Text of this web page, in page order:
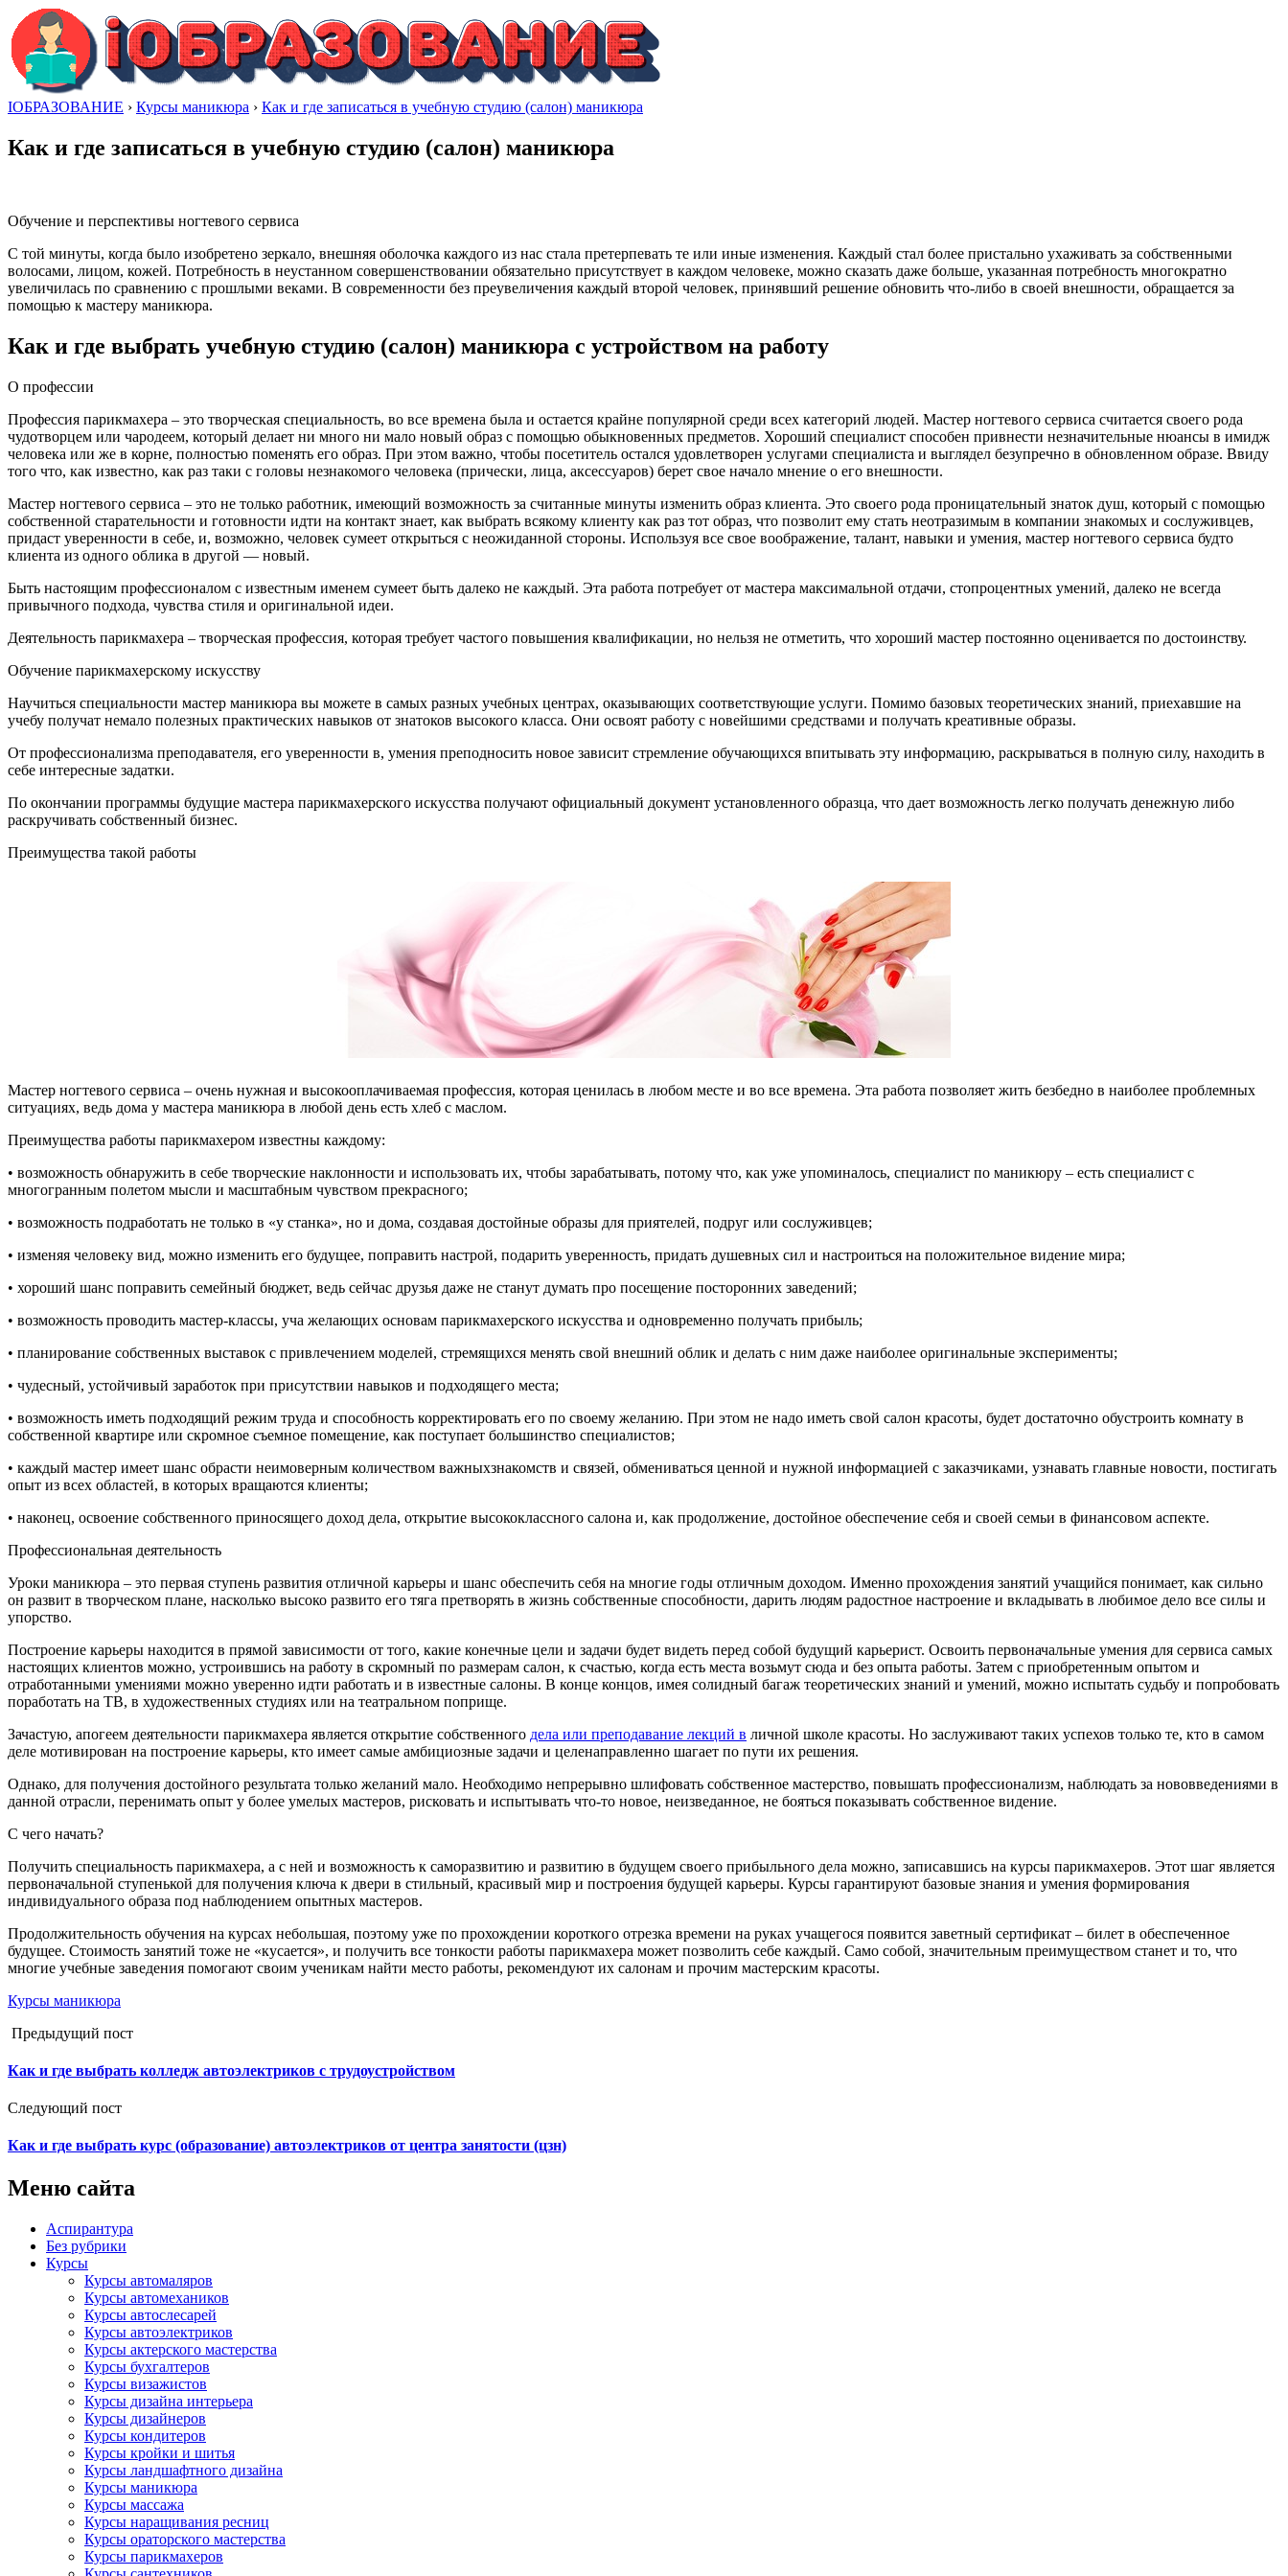
IОБРАЗОВАНИЕ › Курсы маникюра › Как и где записаться в учебную студию (салон) маникюра
Как и где записаться в учебную студию (салон) маникюра
Обучение и перспективы ногтевого сервиса
С той минуты, когда было изобретено зеркало, внешняя оболочка каждого из нас стала претерпевать те или иные изменения. Каждый стал более пристально ухаживать за собственными
волосами, лицом, кожей. Потребность в неустанном совершенствовании обязательно присутствует в каждом человеке, можно сказать даже больше, указанная потребность многократно
увеличилась по сравнению с прошлыми веками. В современности без преувеличения каждый второй человек, принявший решение обновить что-либо в своей внешности, обращается за
помощью к мастеру маникюра.
Как и где выбрать учебную студию (салон) маникюра с устройством на работу
О профессии
Профессия парикмахера – это творческая специальность, во все времена была и остается крайне популярной среди всех категорий людей. Мастер ногтевого сервиса считается своего рода
чудотворцем или чародеем, который делает ни много ни мало новый образ с помощью обыкновенных предметов. Хороший специалист способен привнести незначительные нюансы в имидж
человека или же в корне, полностью поменять его образ. При этом важно, чтобы посетитель остался удовлетворен услугами специалиста и выглядел безупречно в обновленном образе. Ввиду
того что, как известно, как раз таки с головы незнакомого человека (прически, лица, аксессуаров) берет свое начало мнение о его внешности.
Мастер ногтевого сервиса – это не только работник, имеющий возможность за считанные минуты изменить образ клиента. Это своего рода проницательный знаток душ, который с помощью
собственной старательности и готовности идти на контакт знает, как выбрать всякому клиенту как раз тот образ, что позволит ему стать неотразимым в компании знакомых и сослуживцев,
придаст уверенности в себе, и, возможно, человек сумеет открыться с неожиданной стороны. Используя все свое воображение, талант, навыки и умения, мастер ногтевого сервиса будто
клиента из одного облика в другой — новый.
Быть настоящим профессионалом с известным именем сумеет быть далеко не каждый. Эта работа потребует от мастера максимальной отдачи, стопроцентных умений, далеко не всегда
привычного подхода, чувства стиля и оригинальной идеи.
Деятельность парикмахера – творческая профессия, которая требует частого повышения квалификации, но нельзя не отметить, что хороший мастер постоянно оценивается по достоинству.
Обучение парикмахерскому искусству
Научиться специальности мастер маникюра вы можете в самых разных учебных центрах, оказывающих соответствующие услуги. Помимо базовых теоретических знаний, приехавшие на
учебу получат немало полезных практических навыков от знатоков высокого класса. Они освоят работу с новейшими средствами и получать креативные образы.
От профессионализма преподавателя, его уверенности в, умения преподносить новое зависит стремление обучающихся впитывать эту информацию, раскрываться в полную силу, находить в
себе интересные задатки.
По окончании программы будущие мастера парикмахерского искусства получают официальный документ установленного образца, что дает возможность легко получать денежную либо
раскручивать собственный бизнес.
Преимущества такой работы
Мастер ногтевого сервиса – очень нужная и высокооплачиваемая профессия, которая ценилась в любом месте и во все времена. Эта работа позволяет жить безбедно в наиболее проблемных
ситуациях, ведь дома у мастера маникюра в любой день есть хлеб с маслом.
Преимущества работы парикмахером известны каждому:
• возможность обнаружить в себе творческие наклонности и использовать их, чтобы зарабатывать, потому что, как уже упоминалось, специалист по маникюру – есть специалист с
многогранным полетом мысли и масштабным чувством прекрасного;
• возможность подработать не только в «у станка», но и дома, создавая достойные образы для приятелей, подруг или сослуживцев;
• изменяя человеку вид, можно изменить его будущее, поправить настрой, подарить уверенность, придать душевных сил и настроиться на положительное видение мира;
• хороший шанс поправить семейный бюджет, ведь сейчас друзья даже не станут думать про посещение посторонних заведений;
• возможность проводить мастер-классы, уча желающих основам парикмахерского искусства и одновременно получать прибыль;
• планирование собственных выставок с привлечением моделей, стремящихся менять свой внешний облик и делать с ним даже наиболее оригинальные эксперименты;
• чудесный, устойчивый заработок при присутствии навыков и подходящего места;
• возможность иметь подходящий режим труда и способность корректировать его по своему желанию. При этом не надо иметь свой салон красоты, будет достаточно обустроить комнату в
собственной квартире или скромное съемное помещение, как поступает большинство специалистов;
• каждый мастер имеет шанс обрасти неимоверным количеством важныхзнакомств и связей, обмениваться ценной и нужной информацией с заказчиками, узнавать главные новости, постигать
опыт из всех областей, в которых вращаются клиенты;
• наконец, освоение собственного приносящего доход дела, открытие высококлассного салона и, как продолжение, достойное обеспечение себя и своей семьи в финансовом аспекте.
Профессиональная деятельность
Уроки маникюра – это первая ступень развития отличной карьеры и шанс обеспечить себя на многие годы отличным доходом. Именно прохождения занятий учащийся понимает, как сильно
он развит в творческом плане, насколько высоко развито его тяга претворять в жизнь собственные способности, дарить людям радостное настроение и вкладывать в любимое дело все силы и
упорство.
Построение карьеры находится в прямой зависимости от того, какие конечные цели и задачи будет видеть перед собой будущий карьерист. Освоить первоначальные умения для сервиса самых
настоящих клиентов можно, устроившись на работу в скромный по размерам салон, к счастью, когда есть места возьмут сюда и без опыта работы. Затем с приобретенным опытом и
отработанными умениями можно уверенно идти работать и в известные салоны. В конце концов, имея солидный багаж теоретических знаний и умений, можно испытать судьбу и попробовать
поработать на ТВ, в художественных студиях или на театральном поприще.
Зачастую, апогеем деятельности парикмахера является открытие собственного дела или преподавание лекций в личной школе красоты. Но заслуживают таких успехов только те, кто в самом
деле мотивирован на построение карьеры, кто имеет самые амбициозные задачи и целенаправленно шагает по пути их решения.
Однако, для получения достойного результата только желаний мало. Необходимо непрерывно шлифовать собственное мастерство, повышать профессионализм, наблюдать за нововведениями в
данной отрасли, перенимать опыт у более умелых мастеров, рисковать и испытывать что-то новое, неизведанное, не бояться показывать собственное видение.
С чего начать?
Получить специальность парикмахера, а с ней и возможность к саморазвитию и развитию в будущем своего прибыльного дела можно, записавшись на курсы парикмахеров. Этот шаг является
первоначальной ступенькой для получения ключа к двери в стильный, красивый мир и построения будущей карьеры. Курсы гарантируют базовые знания и умения формирования
индивидуального образа под наблюдением опытных мастеров.
Продолжительность обучения на курсах небольшая, поэтому уже по прохождении короткого отрезка времени на руках учащегося появится заветный сертификат – билет в обеспеченное
будущее. Стоимость занятий тоже не «кусается», и получить все тонкости работы парикмахера может позволить себе каждый. Само собой, значительным преимуществом станет и то, что
многие учебные заведения помогают своим ученикам найти место работы, рекомендуют их салонам и прочим мастерским красоты.
Курсы маникюра
Предыдущий пост
Как и где выбрать колледж автоэлектриков с трудоустройством
Следующий пост
Как и где выбрать курс (образование) автоэлектриков от центра занятости (цзн)
Меню сайта
Аспирантура
Без рубрики
Курсы
Курсы автомаляров
Курсы автомехаников
Курсы автослесарей
Курсы автоэлектриков
Курсы актерского мастерства
Курсы бухгалтеров
Курсы визажистов
Курсы дизайна интерьера
Курсы дизайнеров
Курсы кондитеров
Курсы кройки и шитья
Курсы ландшафтного дизайна
Курсы маникюра
Курсы массажа
Курсы наращивания ресниц
Курсы ораторского мастерства
Курсы парикмахеров